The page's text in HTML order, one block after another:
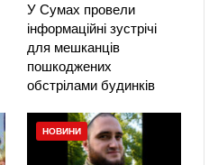
У Сумах провели
інформаційні зустрічі
для мешканців
пошкоджених
обстрілами будинків
НОВИНИ